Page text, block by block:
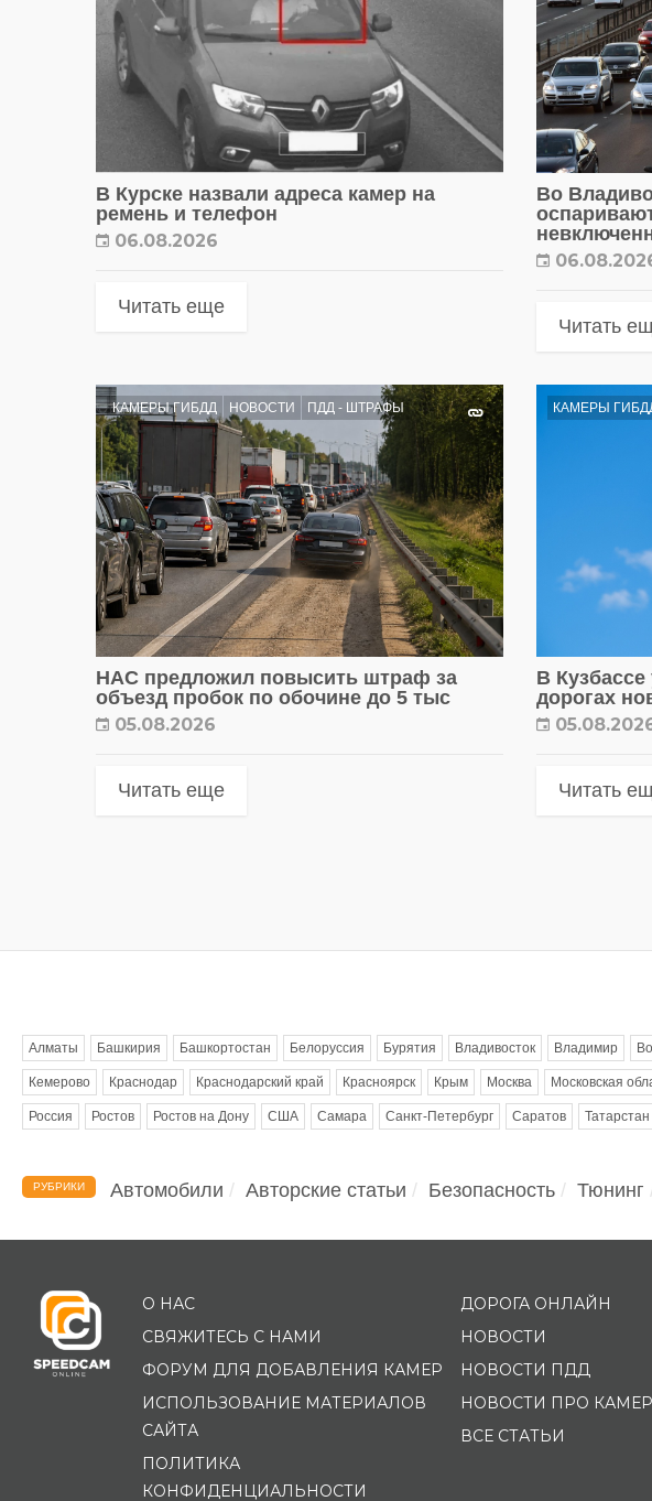
В Курске назвали адреса камер на
ремень и телефон
06.08.2026
Читать еще
Во
Читать
КАМЕРЫ ГИБДД НОВОСТИ ПДД - ШТРАФЫ
НАС предложил повысить штраф за
объезд пробок по обочине до 5 тыс
05.08.2026
Читать еще
КАМЕРЫ
В
дорогах
Читать
Алматы Башкирия Башкортостан Белоруссия Бурятия Владивосток Владимир
Кемерово Краснодар Краснодарский край Красноярск Крым Москва Московская
Россия Ростов Ростов на Дону США Самара Санкт-Петербург Саратов Татарстан
РУБРИКИ Автомобили Авторские статьи Безопасность Тюнинг
О НАС
СВЯЖИТЕСЬ С НАМИ
ФОРУМ ДЛЯ ДОБАВЛЕНИЯ КАМЕР
ИСПОЛЬЗОВАНИЕ МАТЕРИАЛОВ
САЙТА
ПОЛИТИКА
КОНФИДЕНЦИАЛЬНОСТИ
ДОРОГА ОНЛАЙН
НОВОСТИ
НОВОСТИ ПДД
НОВОСТИ ПРО
ВСЕ СТАТЬИ